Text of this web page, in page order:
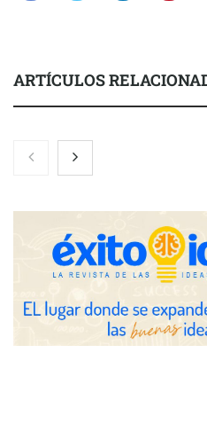
ARTÍCULOS
Gestoría Online reduce a unas